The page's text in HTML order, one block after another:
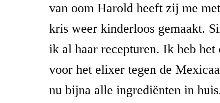
van oom Harold heeft zij me
kris weer kinderloos gemaakt.
ik al haar recepturen. Ik heb het
voor het elixer tegen de
nu bijna alle ingrediënten in